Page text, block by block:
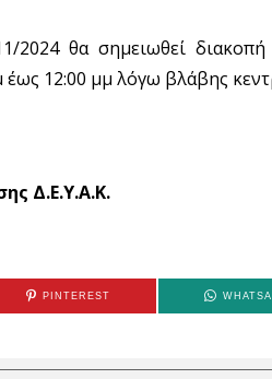
2024 θα σημειωθεί
12:00 μμ λόγω βλάβης
Δ.Ε.Υ.Α.Κ.
PINTEREST